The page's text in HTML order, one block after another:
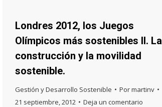
Londres 2012, los Juegos
Olímpicos más sostenibles II. La
construcción y la movilidad
sostenible.
Gestión y Desarrollo Sostenible Pormartinv
21 septiembre, 2012
Deja un comentario